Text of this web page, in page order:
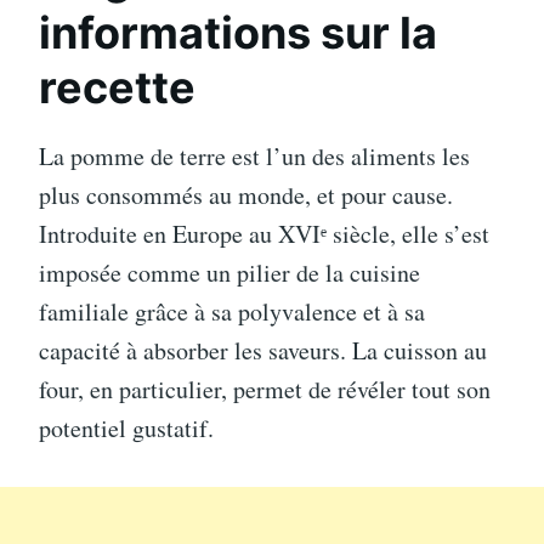
informations sur la
recette
La pomme de terre est l’un des aliments les
plus consommés au monde, et pour cause.
Introduite en Europe au XVIᵉ siècle, elle s’est
imposée comme un pilier de la cuisine
familiale grâce à sa polyvalence et à sa
capacité à absorber les saveurs. La cuisson au
four, en particulier, permet de révéler tout son
potentiel gustatif.